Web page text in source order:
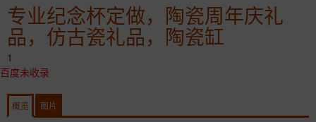
专业纪念杯定做，陶瓷周年庆礼
品，仿古瓷礼品，陶瓷缸
1
百度未收录
概览 图片